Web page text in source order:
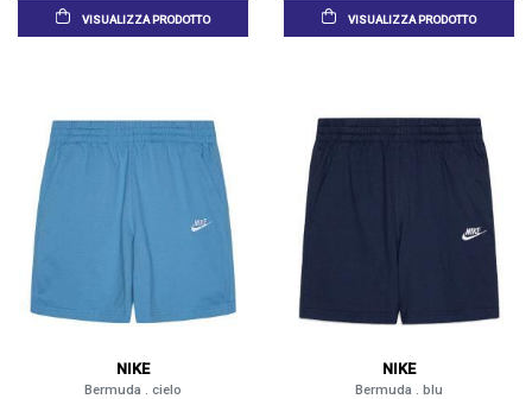
VISUALIZZA PRODOTTO VISUALIZZA PRODOTTO
NIKE
Bermuda . cielo
NIKE
Bermuda . blu